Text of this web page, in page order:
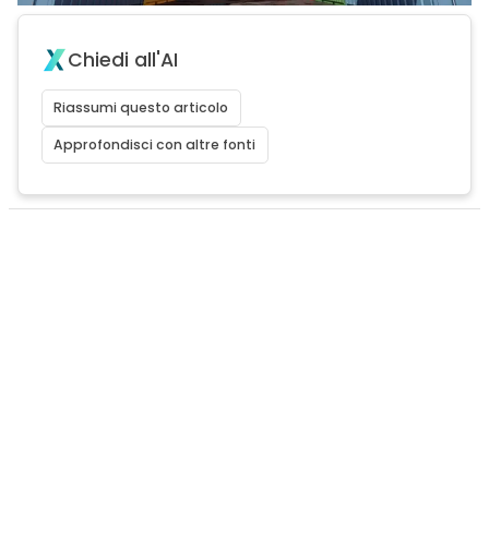
Chiedi all'AI
Riassumi questo articolo
Approfondisci con altre fonti